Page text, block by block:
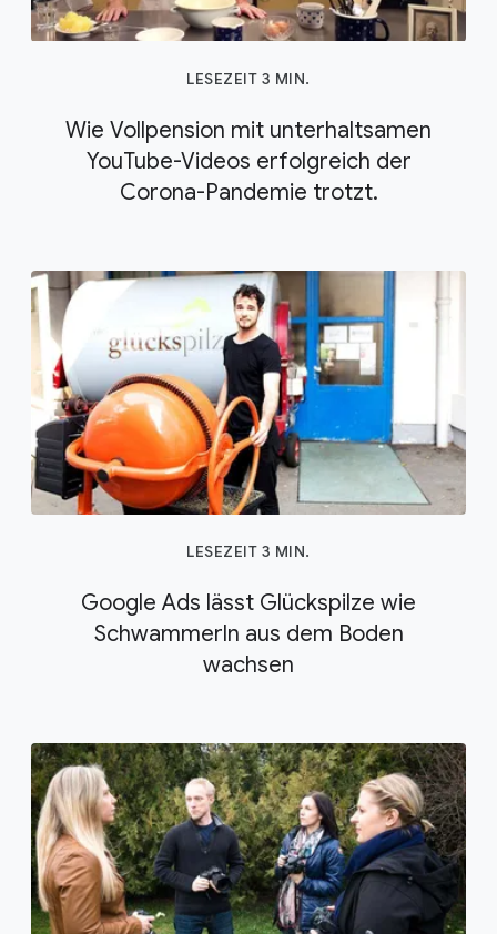
LESEZEIT 3 MIN.
Wie Vollpension mit unterhaltsamen
YouTube-Videos erfolgreich der
Corona-Pandemie trotzt.
LESEZEIT 3 MIN.
Google Ads lässt Glückspilze wie
Schwammerln aus dem Boden
wachsen